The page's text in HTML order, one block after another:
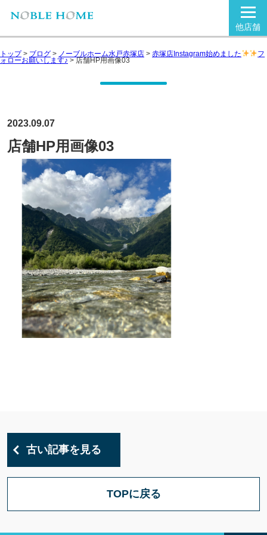
他店舗
トップ> ブログ > ノーブルホーム水戸赤塚店 > 赤塚店Instagram始めました フ
ォローお願いします♪>店舗HP用画像03
2023.09.07
店舗HP用画像03
古い記事を見る
TOPに戻る